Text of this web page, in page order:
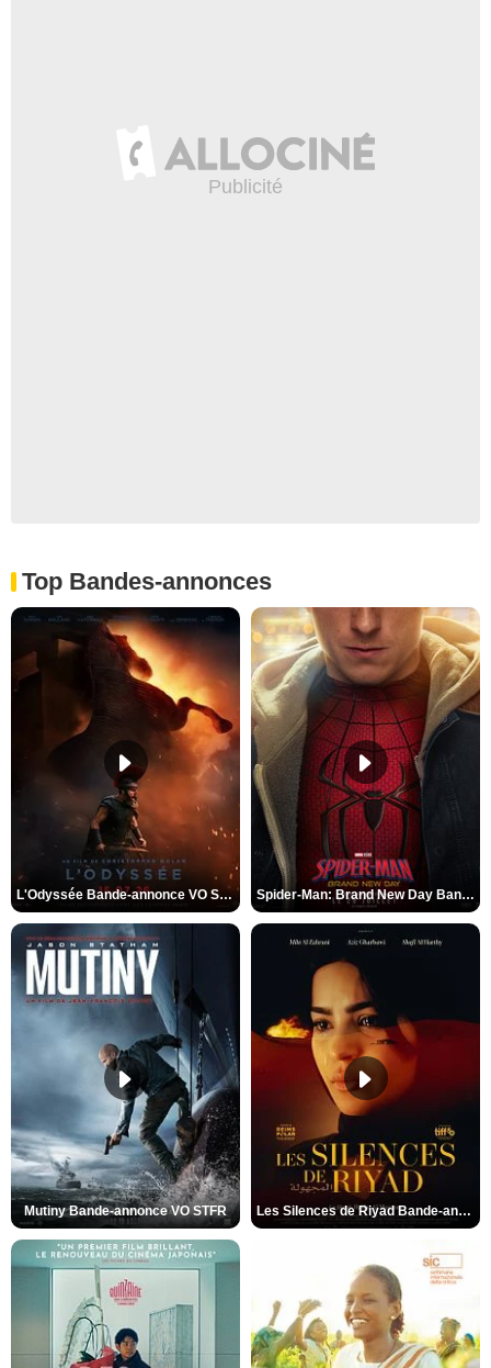
Top Bandes-annonces
L'Odyssée Bande-annonce VO STFR Spider-Man: Brand New Day Bande-annonce VO STFR
Mutiny Bande-annonce VO STFR Les Silences de Riyad Bande-annonce VO STFR